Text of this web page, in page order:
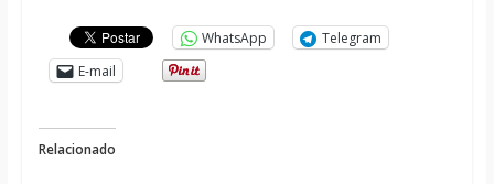
WhatsApp
Telegram
E-mail
Relacionado